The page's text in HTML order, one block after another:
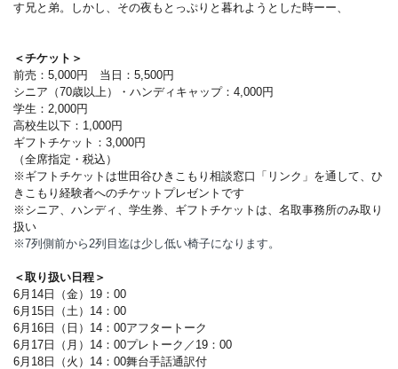
す兄と弟。しかし、その夜もとっぷりと暮れようとした時ーー、
＜チケット＞
前売：5,000円 当日：5,500円
シニア（70歳以上）・ハンディキャップ：4,000円
学生：2,000円
高校生以下：1,000円
ギフトチケット：3,000円
（全席指定・税込）
※ギフトチケットは世田谷ひきこもり相談窓口「リンク」を通して、ひ
きこもり経験者へのチケットプレゼントです
※シニア、ハンディ、学生券、ギフトチケットは、名取事務所のみ取り
扱い
※7列側前から2列目迄は少し低い椅子になります。
＜取り扱い日程＞
6月14日（金）19：00
6月15日（土）14：00
6月16日（日）14：00アフタートーク
6月17日（月）14：00プレトーク／19：00
6月18日（火）14：00舞台手話通訳付